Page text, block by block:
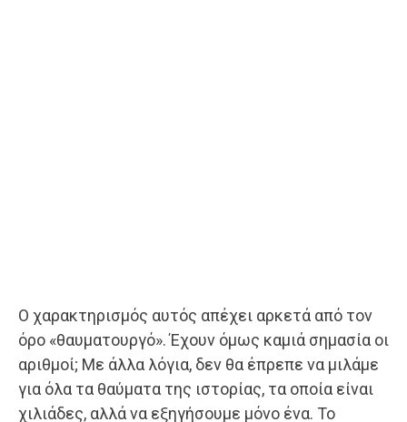
Ο χαρακτηρισμός αυτός απέχει αρκετά από τον
όρο «θαυματουργό». Έχουν όμως καμιά σημασία οι
αριθμοί; Με άλλα λόγια, δεν θα έπρεπε να μιλάμε
για όλα τα θαύματα της ιστορίας, τα οποία είναι
χιλιάδες, αλλά να εξηγήσουμε μόνο ένα. Το